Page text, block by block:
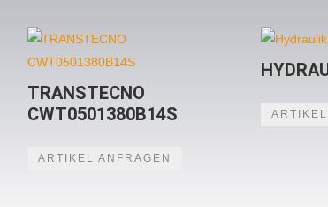
TRANSTECNO
CWT0501380B14S
ARTIKEL ANFRAGEN